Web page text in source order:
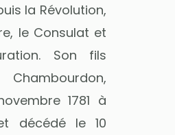
la Révolution,
le Consulat et
Son fils
1781 à
décédé le 10